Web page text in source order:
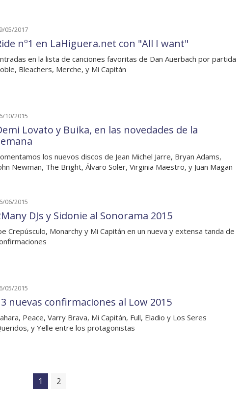
05/2017
nº1 en LaHiguera.net con "All I want"
en la lista de canciones favoritas de Dan Auerbach por partida
Bleachers, Merche, y Mi Capitán
10/2015
Lovato y Buika, en las novedades de la
los nuevos discos de Jean Michel Jarre, Bryan Adams,
Newman, The Bright, Álvaro Soler, Virginia Maestro, y Juan Magan
06/2015
DJs y Sidonie al Sonorama 2015
Crepúsculo, Monarchy y Mi Capitán en un nueva y extensa tanda de
05/2015
nuevas confirmaciones al Low 2015
Peace, Varry Brava, Mi Capitán, Full, Eladio y Los Seres
y Yelle entre los protagonistas
1 2